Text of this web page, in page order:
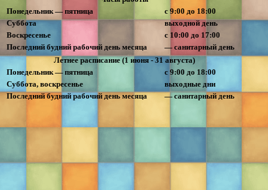
Понедельник — пятница
с 9:00 до 18:00
Суббота
выходной день
Воскресенье
с 10:00 до 17:00
Последний будний рабочий день месяца
— санитарный день
Летнее расписание (1 июня - 31 августа)
Понедельник — пятница
с 9:00 до 18:00
Суббота, воскресенье
выходные дни
Последний будний рабочий день месяца
— санитарный день